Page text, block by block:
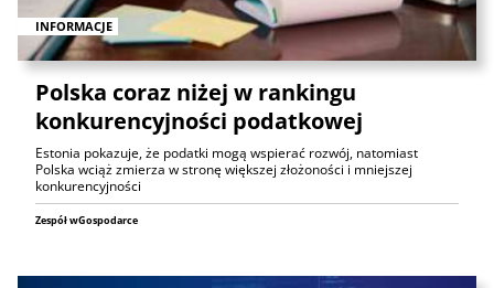
INFORMACJE
Polska coraz niżej w rankingu
konkurencyjności podatkowej
Estonia pokazuje, że podatki mogą wspierać rozwój, natomiast
Polska wciąż zmierza w stronę większej złożoności i mniejszej
konkurencyjności
Zespół wGospodarce